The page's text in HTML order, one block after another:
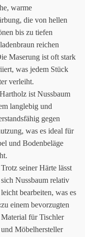
warme
die von hellen
bis zu tiefen
reichen
Maserung ist oft stark
was jedem Stück
verleiht.
ist Nussbaum
langlebig und
gegen
was es ideal für
und Bodenbeläge
Trotz seiner Härte lässt
sich Nussbaum relativ
leicht bearbeiten, was es
zu einem bevorzugten
Material für Tischler
und Möbelhersteller